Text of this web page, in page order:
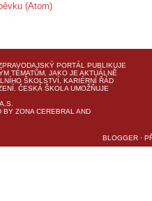
(Atom)
PORTÁL PUBLIKUJE
TÉMATŮM, JAKO JE AKTUÁLNĚ
ŠKOLSTVÍ, KARIÉRNÍ ŘÁD
ČESKÁ ŠKOLA UMOŽŇUJE
BY ZONA CEREBRAL AND
BLOGGER ·